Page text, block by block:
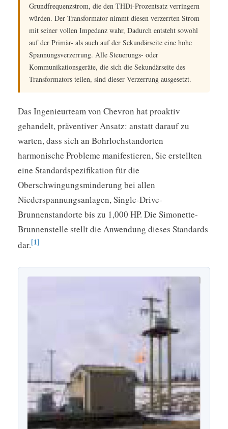
Grundfrequenzstrom, die den THDi-Prozentsatz verringern
würden. Der Transformator nimmt diesen verzerrten Strom
mit seiner vollen Impedanz wahr, Dadurch entsteht sowohl
auf der Primär- als auch auf der Sekundärseite eine hohe
Spannungsverzerrung. Alle Steuerungs- oder
Kommunikationsgeräte, die sich die Sekundärseite des
Transformators teilen, sind dieser Verzerrung ausgesetzt.
Das Ingenieurteam von Chevron hat proaktiv
gehandelt, präventiver Ansatz: anstatt darauf zu
warten, dass sich an Bohrlochstandorten
harmonische Probleme manifestieren, Sie erstellten
eine Standardspezifikation für die
Oberschwingungsminderung bei allen
Niederspannungsanlagen, Single-Drive-
Brunnenstandorte bis zu 1,000 HP. Die Simonette-
Brunnenstelle stellt die Anwendung dieses Standards
dar.[1]